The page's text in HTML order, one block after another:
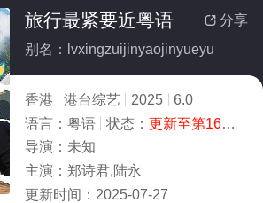
 分享
旅行最紧要近粤语
别名：lvxingzuijinyaojinyueyu
香港 港台综艺 2025
6.0
语言： 粤语 状态： 更新至第16集
导演： 未知
主演： 郑诗君,陆永
更新时间： 2025-07-27